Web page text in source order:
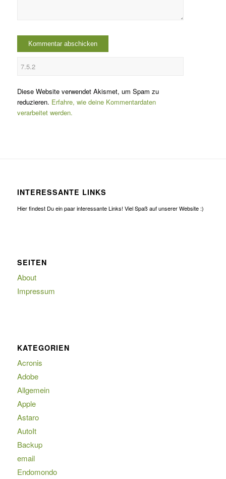
Diese Website verwendet Akismet, um Spam zu
reduzieren. Erfahre, wie deine Kommentardaten
verarbeitet werden.
INTERESSANTE LINKS
Hier findest Du ein paar interessante Links! Viel Spaß auf unserer Website :)
SEITEN
About
Impressum
KATEGORIEN
Acronis
Adobe
Allgemein
Apple
Astaro
AutoIt
Backup
email
Endomondo